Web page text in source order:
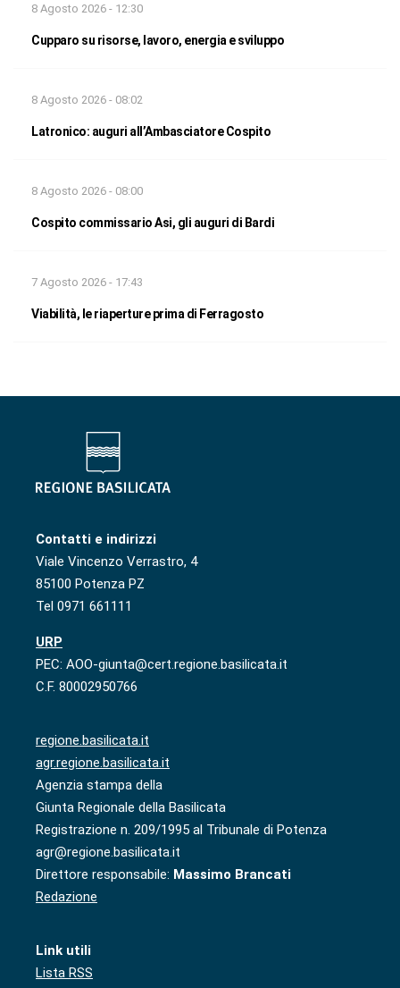
8 Agosto 2026 - 12:30
Cupparo su risorse, lavoro, energia e sviluppo
8 Agosto 2026 - 08:02
Latronico: auguri all’Ambasciatore Cospito
8 Agosto 2026 - 08:00
Cospito commissario Asi, gli auguri di Bardi
7 Agosto 2026 - 17:43
Viabilità, le riaperture prima di Ferragosto
Contatti e indirizzi
Viale Vincenzo Verrastro, 4
85100 Potenza PZ
Tel 0971 661111
URP
PEC: AOO-giunta@cert.regione.basilicata.it
C.F. 80002950766
regione.basilicata.it
agr.regione.basilicata.it
Agenzia stampa della
Giunta Regionale della Basilicata
Registrazione n. 209/1995 al Tribunale di Potenza
agr@regione.basilicata.it
Direttore responsabile: Massimo Brancati
Redazione
Link utili
Lista RSS